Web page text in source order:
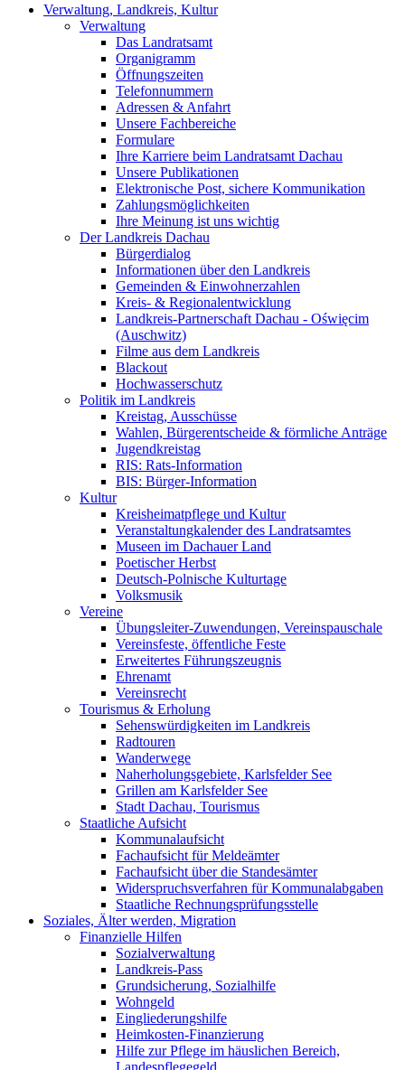
Verwaltung, Landkreis, Kultur
Verwaltung
Das Landratsamt
Organigramm
Öffnungszeiten
Telefonnummern
Adressen & Anfahrt
Unsere Fachbereiche
Formulare
Ihre Karriere beim Landratsamt Dachau
Unsere Publikationen
Elektronische Post, sichere Kommunikation
Zahlungsmöglichkeiten
Ihre Meinung ist uns wichtig
Der Landkreis Dachau
Bürgerdialog
Informationen über den Landkreis
Gemeinden & Einwohnerzahlen
Kreis- & Regionalentwicklung
Landkreis-Partnerschaft Dachau - Oświęcim
(Auschwitz)
Filme aus dem Landkreis
Blackout
Hochwasserschutz
Politik im Landkreis
Kreistag, Ausschüsse
Wahlen, Bürgerentscheide & förmliche Anträge
Jugendkreistag
RIS: Rats-Information
BIS: Bürger-Information
Kultur
Kreisheimatpflege und Kultur
Veranstaltungkalender des Landratsamtes
Museen im Dachauer Land
Poetischer Herbst
Deutsch-Polnische Kulturtage
Volksmusik
Vereine
Übungsleiter-Zuwendungen, Vereinspauschale
Vereinsfeste, öffentliche Feste
Erweitertes Führungszeugnis
Ehrenamt
Vereinsrecht
Tourismus & Erholung
Sehenswürdigkeiten im Landkreis
Radtouren
Wanderwege
Naherholungsgebiete, Karlsfelder See
Grillen am Karlsfelder See
Stadt Dachau, Tourismus
Staatliche Aufsicht
Kommunalaufsicht
Fachaufsicht für Meldeämter
Fachaufsicht über die Standesämter
Widerspruchsverfahren für Kommunalabgaben
Staatliche Rechnungsprüfungsstelle
Soziales, Älter werden, Migration
Finanzielle Hilfen
Sozialverwaltung
Landkreis-Pass
Grundsicherung, Sozialhilfe
Wohngeld
Eingliederungshilfe
Heimkosten-Finanzierung
Hilfe zur Pflege im häuslichen Bereich,
Landespflegegeld